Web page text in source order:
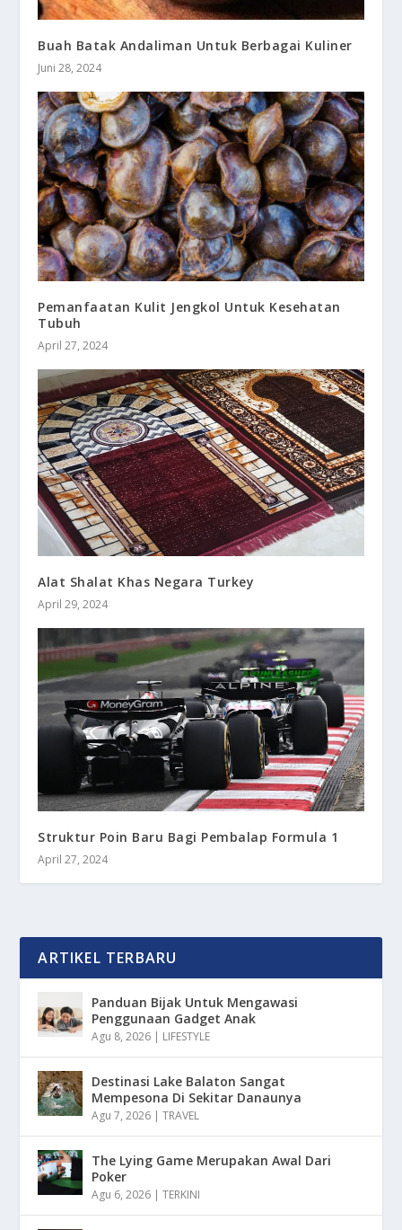
Buah Batak Andaliman Untuk Berbagai Kuliner
Juni 28, 2024
Pemanfaatan Kulit Jengkol Untuk Kesehatan
Tubuh
April 27, 2024
Alat Shalat Khas Negara Turkey
April 29, 2024
Struktur Poin Baru Bagi Pembalap Formula 1
April 27, 2024
ARTIKEL TERBARU
Panduan Bijak Untuk Mengawasi
Penggunaan Gadget Anak
Agu 8, 2026 | LIFESTYLE
Destinasi Lake Balaton Sangat
Mempesona Di Sekitar Danaunya
Agu 7, 2026 |TRAVEL
The Lying Game Merupakan Awal Dari
Poker
Agu 6, 2026 |TERKINI